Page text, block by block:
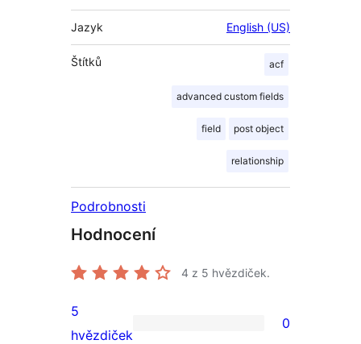
Jazyk English (US)
Štítků acf
advanced custom fields
field post object
relationship
Podrobnosti
Hodnocení
4 z 5 hvězdiček.
0
5
hvězdiček
0